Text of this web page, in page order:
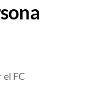
el FC